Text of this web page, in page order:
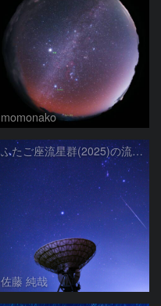
momonako
ふたご座流星群(2025)の流星と冬の星座、さくら宇宙公園のパラボラアンテナ
佐藤 純哉